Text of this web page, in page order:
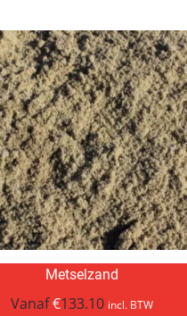
Metselzand
Vanaf€133.10 incl. BTW